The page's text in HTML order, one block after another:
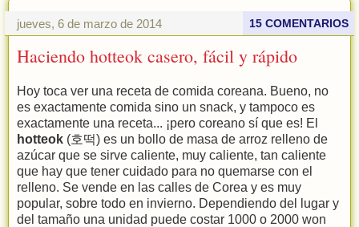
jueves, 6 de marzo de 2014 15 COMENTARIOS
Haciendo hotteok casero, fácil y rápido
Hoy toca ver una receta de comida coreana. Bueno, no
es exactamente comida sino un snack, y tampoco es
exactamente una receta... ¡pero coreano sí que es! El
hotteok (호떡) es un bollo de masa de arroz relleno de
azúcar que se sirve caliente, muy caliente, tan caliente
que hay que tener cuidado para no quemarse con el
relleno. Se vende en las calles de Corea y es muy
popular, sobre todo en invierno. Dependiendo del lugar y
del tamaño una unidad puede costar 1000 o 2000 won